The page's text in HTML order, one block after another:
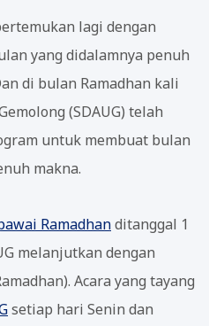
lagi dengan
yang didalamnya penuh
di bulan Ramadhan kali
(SDAUG) telah
untuk membuat bulan
makna.
Ramadhanditanggal 1
melanjutkan dengan
Acara yang tayang
setiap hari Senin dan